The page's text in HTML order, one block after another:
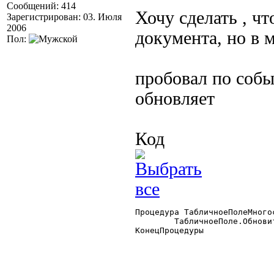
Сообщений: 414
Зарегистрирован: 03. Июля
2006
Пол:
Хочу сделать ,
документа, но в
пробовал по
обновляет
Код
Процедура
КонецПроцедуры